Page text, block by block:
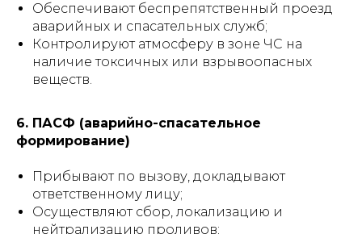
Обеспечивают беспрепятственный проезд
аварийных и спасательных служб;
Контролируют атмосферу в зоне ЧС на
наличие токсичных или взрывоопасных
веществ.
6. ПАСФ (аварийно-спасательное
формирование)
Прибывают по вызову, докладывают
ответственному лицу;
Осуществляют сбор, локализацию и
нейтрализацию проливов;